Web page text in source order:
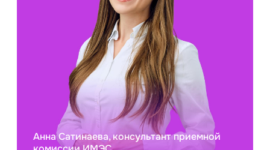
Анна Сатинаева, консультант приемной